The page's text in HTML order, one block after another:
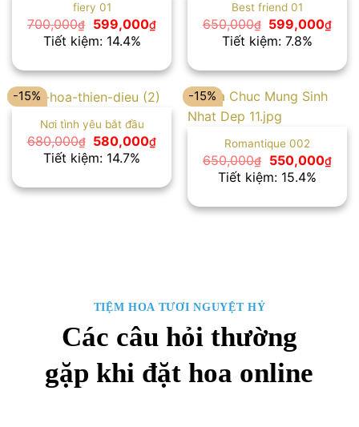
fiery 01
700,000₫
Giá
gốc
là:
599,000₫Giá
hiện
599,000₫.
Tiết kiệm: 14.4%
Best friend 01
650,000₫
Giá
gốc
là:
599,000₫Giá
là:
Tiết kiệm: 7.8%
-15%
Nơi tình yêu bắt đầu
680,000₫
Giá
gốc
là:
580,000₫Giá
là:
580,000₫.
Tiết kiệm: 14.7%
-15%
Romantique 002
650,000₫
Giá
gốc
là:
550,000₫Giá
hiện
Tiết kiệm: 15.4%
TIỆM HOA TƯƠI NGUYỆT HỶ
Các câu hỏi thường
gặp khi đặt hoa online